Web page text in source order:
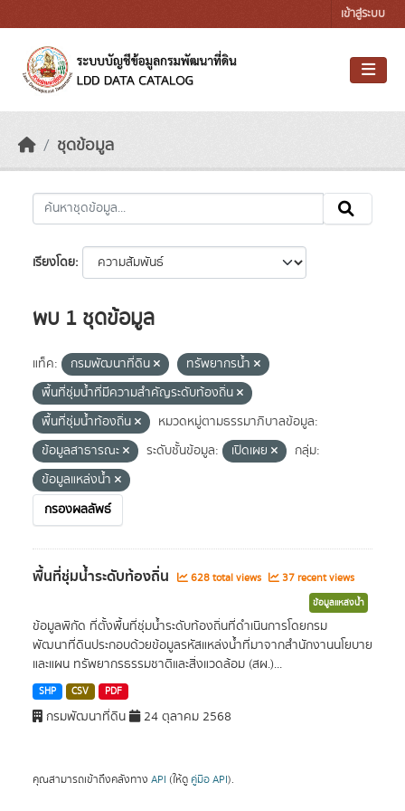
เข้าสู่ระบบ
ชุดข้อมูล
เรียงโดย
พบ 1 ชุดข้อมูล
แท็ค: กรมพัฒนาที่ดิน
ทรัพยากรน้ำ
พื้นที่ชุ่มน้ำที่มีความสําคัญระดับท้องถิ่น
พื้นที่ชุ่มน้ำท้องถิ่น
หมวดหมู่ตามธรรมาภิบาลข้อมูล:
ข้อมูลสาธารณะ
ระดับชั้นข้อมูล: เปิดเผย
กลุ่ม:
ข้อมูลแหล่งน้ำ
กรองผลลัพธ์
พื้นที่ชุ่มน้ำระดับท้องถิ่น 628 total views 37 recent views
ข้อมูลแหล่งน้ำ
ข้อมูลพิกัด ที่ตั้งพื้นที่ชุ่มน้ำระดับท้องถิ่นที่ดำเนินการโดยกรม
พัฒนาที่ดินประกอบด้วยข้อมูลรหัสแหล่งน้ำที่มาจากสำนักงานนโยบาย
และแผน ทรัพยากรธรรมชาติและสิ่งแวดล้อม (สผ.)...
SHP CSV PDF
กรมพัฒนาที่ดิน 24 ตุลาคม 2568
คุณสามารถเข้าถึงคลังทาง API (ให้ดู คู่มือ API).